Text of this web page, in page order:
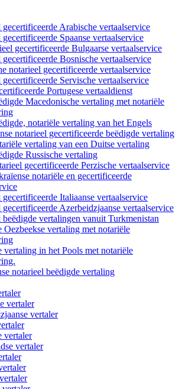
Arabische vertaalservice
Spaanse vertaalservice
gecertificeerde Bulgaarse vertaalservice
Bosnische vertaalservice
notarieel gecertificeerde vertaalservice
Servische vertaalservice
Portugese vertaaldienst
Macedonische vertaling met notariële
notariële vertaling van het Engels
notarieel gecertificeerde beëdigde vertaling
vertaling van een Duitse vertaling
Russische vertaling
gecertificeerde Perzische vertaalservice
notariële en gecertificeerde
Italiaanse vertaalservice
Azerbeidzjaanse vertaalservice
vertalingen vanuit Turkmenistan
Oezbeekse vertaling met notariële
vertaling in het Pools met notariële
notarieel beëdigde vertaling
vertaler
vertaler
vertaler
vertaler